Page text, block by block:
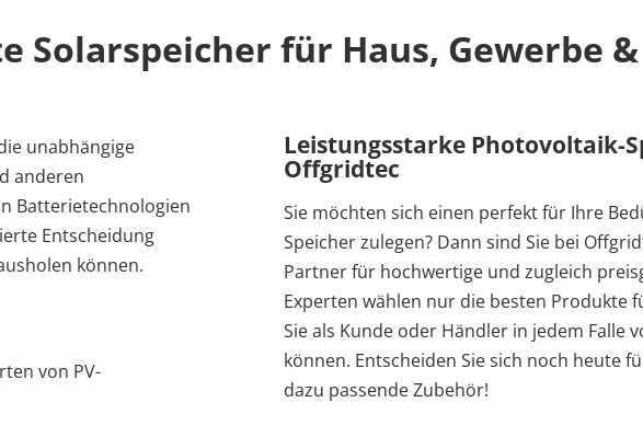
Solarspeicher für Haus, Gewerbe
unabhängige
anderen
Batterietechnologien
Entscheidung
können.
von PV-
Leistungsstarke Photovoltaik-
Offgridtec
Sie möchten sich einen perfekt für Ihre
Speicher zulegen? Dann sind Sie bei
Partner für hochwertige und zugleich
Experten wählen nur die besten Produkte
Sie als Kunde oder Händler in jedem Falle
können. Entscheiden Sie sich noch heute
dazu passende Zubehör!